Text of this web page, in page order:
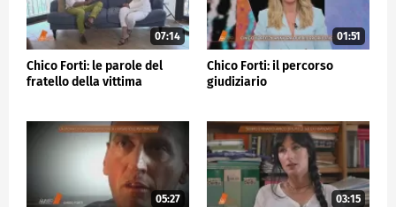
07:14
Chico Forti: le parole del
fratello della vittima
01:51
Chico Forti: il percorso
giudiziario
05:27 03:15